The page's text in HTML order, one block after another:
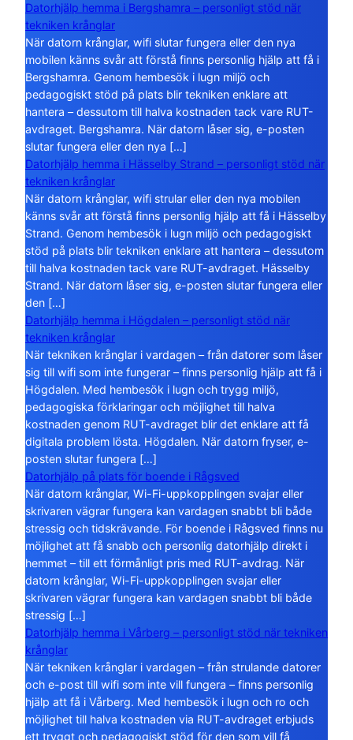
Datorhjälp hemma i Bergshamra – personligt stöd när
tekniken krånglar
När datorn krånglar, wifi slutar fungera eller den nya
mobilen känns svår att förstå finns personlig hjälp att få i
Bergshamra. Genom hembesök i lugn miljö och
pedagogiskt stöd på plats blir tekniken enklare att
hantera – dessutom till halva kostnaden tack vare RUT-
avdraget. Bergshamra. När datorn låser sig, e-posten
slutar fungera eller den nya […]
Datorhjälp hemma i Hässelby Strand – personligt stöd när
tekniken krånglar
När datorn krånglar, wifi strular eller den nya mobilen
känns svår att förstå finns personlig hjälp att få i Hässelby
Strand. Genom hembesök i lugn miljö och pedagogiskt
stöd på plats blir tekniken enklare att hantera – dessutom
till halva kostnaden tack vare RUT-avdraget. Hässelby
Strand. När datorn låser sig, e-posten slutar fungera eller
den […]
Datorhjälp hemma i Högdalen – personligt stöd när
tekniken krånglar
När tekniken krånglar i vardagen – från datorer som låser
sig till wifi som inte fungerar – finns personlig hjälp att få i
Högdalen. Med hembesök i lugn och trygg miljö,
pedagogiska förklaringar och möjlighet till halva
kostnaden genom RUT-avdraget blir det enklare att få
digitala problem lösta. Högdalen. När datorn fryser, e-
posten slutar fungera […]
Datorhjälp på plats för boende i Rågsved
När datorn krånglar, Wi-Fi-uppkopplingen svajar eller
skrivaren vägrar fungera kan vardagen snabbt bli både
stressig och tidskrävande. För boende i Rågsved finns nu
möjlighet att få snabb och personlig datorhjälp direkt i
hemmet – till ett förmånligt pris med RUT-avdrag. När
datorn krånglar, Wi-Fi-uppkopplingen svajar eller
skrivaren vägrar fungera kan vardagen snabbt bli både
stressig […]
Datorhjälp hemma i Vårberg – personligt stöd när tekniken
krånglar
När tekniken krånglar i vardagen – från strulande datorer
och e-post till wifi som inte vill fungera – finns personlig
hjälp att få i Vårberg. Med hembesök i lugn och ro och
möjlighet till halva kostnaden via RUT-avdraget erbjuds
ett tryggt och pedagogiskt stöd för den som vill få